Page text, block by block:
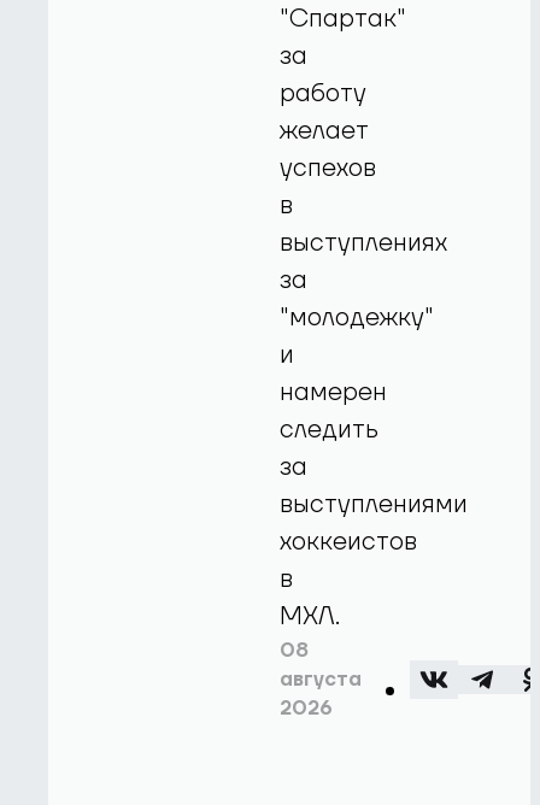
"Спартак"
за
работу
желает
успехов
в
выступлениях
за
"молодежку"
и
намерен
следить
за
выступлениями
хоккеистов
в
МХЛ.
08
августа
2026